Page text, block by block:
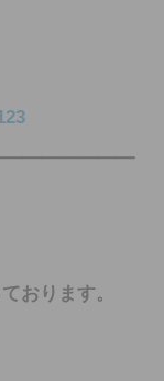
おります。